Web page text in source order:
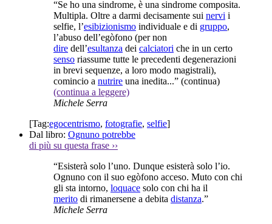
“Se ho una sindrome, è una sindrome composita.
Multipla. Oltre a darmi decisamente sui nervi i
selfie, l’esibizionismo individuale e di gruppo,
l’abuso dell’egòfono (per non
dire dell’esultanza dei calciatori che in un certo
senso riassume tutte le precedenti degenerazioni
in brevi sequenze, a loro modo magistrali),
comincio a nutrire una inedita...” (continua)
(continua a leggere)
Michele Serra
[Tag:egocentrismo, fotografie, selfie]
Dal libro: Ognuno potrebbe
di più su questa frase ››
“Esisterà solo l’uno. Dunque esisterà solo l’io.
Ognuno con il suo egòfono acceso. Muto con chi
gli sta intorno, loquace solo con chi ha il
merito di rimanersene a debita distanza.”
Michele Serra